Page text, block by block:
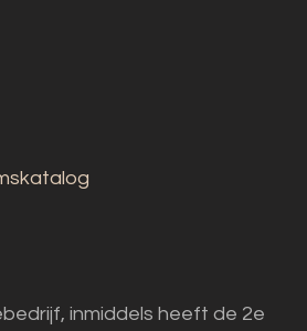
inmiddels heeft de 2e